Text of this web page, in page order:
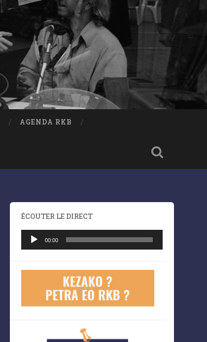
AGENDA RKB
ÉCOUTER LE DIRECT
Lecteur
audio
00:00